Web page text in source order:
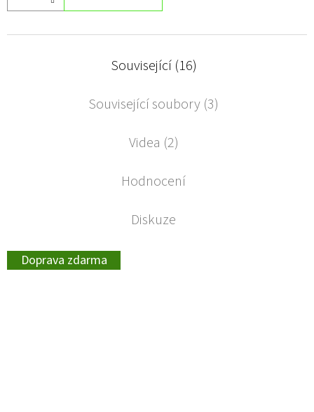
Související (16)
Související soubory (3)
Videa (2)
Hodnocení
Diskuze
Doprava zdarma